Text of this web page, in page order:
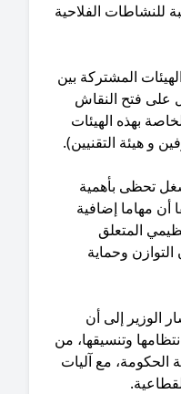
الفلاحية
بين
النقاش
الهيئات
أن
من
مع آليات